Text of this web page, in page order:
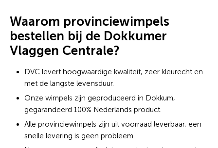
Waarom provinciewimpels
bestellen bij de Dokkumer
Vlaggen Centrale?
DVC levert hoogwaardige kwaliteit, zeer kleurecht en
met de langste levensduur.
Onze wimpels zijn geproduceerd in Dokkum,
gegarandeerd 100% Nederlands product.
Alle provinciewimpels zijn uit voorraad leverbaar, een
snelle levering is geen probleem.